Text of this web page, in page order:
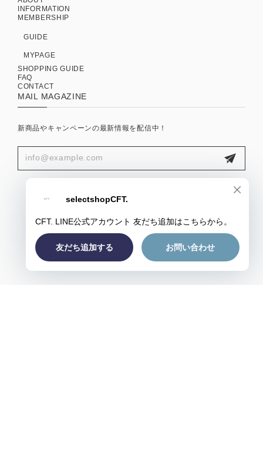
INFORMATION
MEMBERSHIP
GUIDE
MYPAGE
SHOPPING GUIDE
FAQ
CONTACT
MAIL MAGAZINE
新商品やキャンペーンの最新情報を配信中！